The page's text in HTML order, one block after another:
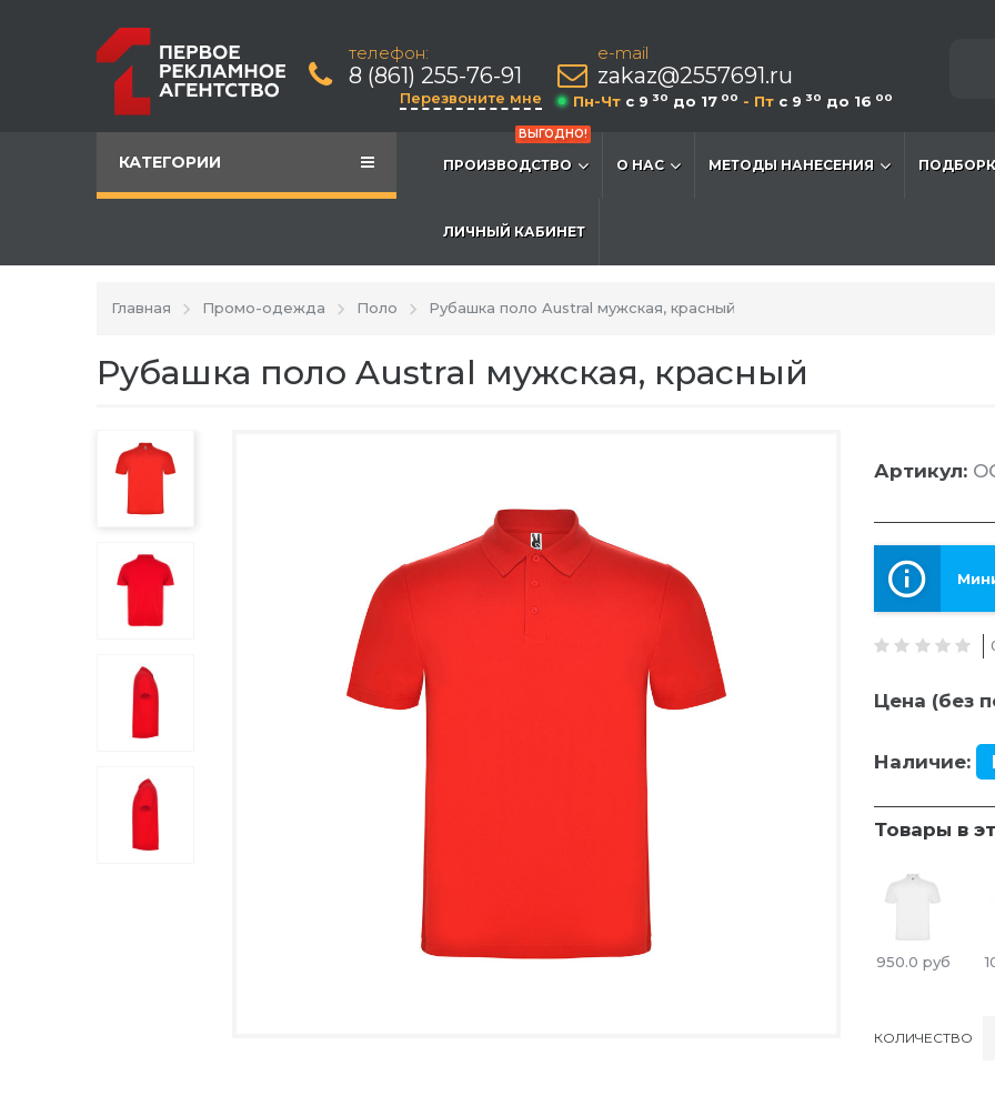
телефон:
8 (861) 255-76-91
Перезвоните мне
e-mail
zakaz@2557691.ru
Пн-Чт c 9 30 до 17 00 - Пт c 9 30 до 16 00
КАТЕГОРИИ
ВЫГОДНО!
ПРОИЗВОДСТВО О НАС МЕТОДЫ НАНЕСЕНИЯ
ЛИЧНЫЙ КАБИНЕТ
Главная Промо-одежда Поло Рубашка поло Austral мужская, красный
Рубашка поло Austral мужская, красный
Артикул:
Цена (без
Наличие:
Товары в
950.0 руб
КОЛИЧЕСТВО